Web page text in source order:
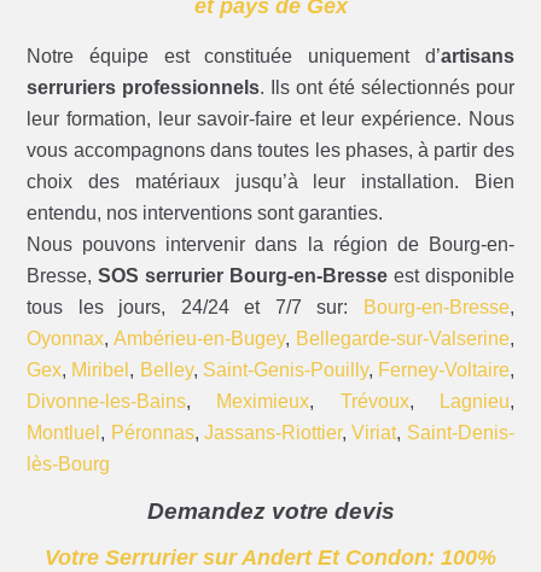
et pays de Gex
Notre équipe est constituée uniquement d’artisans
serruriers professionnels. Ils ont été sélectionnés pour
leur formation, leur savoir-faire et leur expérience. Nous
vous accompagnons dans toutes les phases, à partir des
choix des matériaux jusqu’à leur installation. Bien
entendu, nos interventions sont garanties.
Nous pouvons intervenir dans la région de Bourg-en-
Bresse,SOS serrurier Bourg-en-Bresseest disponible
tous les jours, 24/24 et 7/7 sur:
Bourg-en-Bresse,
Oyonnax, Ambérieu-en-Bugey, Bellegarde-sur-Valserine,
Gex, Miribel , Belley, Saint-Genis-Pouilly, Ferney-Voltaire,
Divonne-les-Bains, Meximieux, Trévoux, Lagnieu,
Montluel , Péronnas, Jassans-Riottier,Viriat, Saint-Denis-
lès-Bourg
Demandez votre devis
Votre Serrurier sur Andert Et Condon: 100%